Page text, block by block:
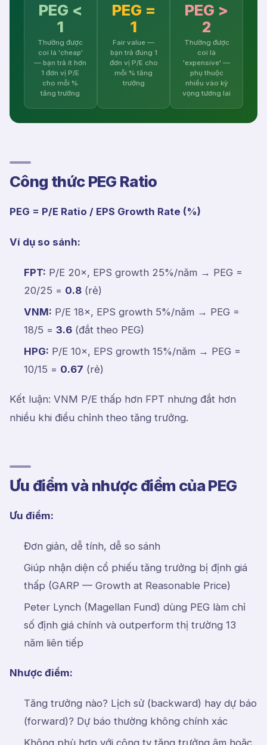
PEG <
1
Thường được
coi là 'cheap'
— bạn trả ít hơn
1 đơn vị P/E
cho mỗi %
tăng trưởng
PEG =
1
Fair value —
bạn trả đúng 1
đơn vị P/E cho
mỗi % tăng
trưởng
PEG >
2
Thường được
coi là
'expensive' —
phụ thuộc
nhiều vào kỳ
vọng tương lai
Công thức PEG Ratio
PEG = P/E Ratio / EPS Growth Rate (%)
Ví dụ so sánh:
FPT: P/E 20×, EPS growth 25%/năm → PEG =
20/25 = 0.8 (rẻ)
VNM: P/E 18×, EPS growth 5%/năm → PEG =
18/5 = 3.6 (đắt theo PEG)
HPG: P/E 10×, EPS growth 15%/năm → PEG =
10/15 = 0.67 (rẻ)
Kết luận: VNM P/E thấp hơn FPT nhưng đắt hơn
nhiều khi điều chỉnh theo tăng trưởng.
Ưu điểm và nhược điểm của PEG
Ưu điểm:
Đơn giản, dễ tính, dễ so sánh
Giúp nhận diện cổ phiếu tăng trưởng bị định giá
thấp (GARP — Growth at Reasonable Price)
Peter Lynch (Magellan Fund) dùng PEG làm chỉ
số định giá chính và outperform thị trường 13
năm liên tiếp
Nhược điểm:
Tăng trưởng nào? Lịch sử (backward) hay dự báo
(forward)? Dự báo thường không chính xác
Không phù hợp với công ty tăng trưởng âm hoặc